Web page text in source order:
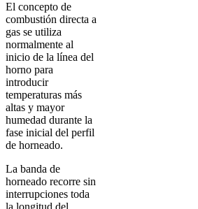
El concepto de
combustión directa a
gas se utiliza
normalmente al
inicio de la línea del
horno para
introducir
temperaturas más
altas y mayor
humedad durante la
fase inicial del perfil
de horneado.
La banda de
horneado recorre sin
interrupciones toda